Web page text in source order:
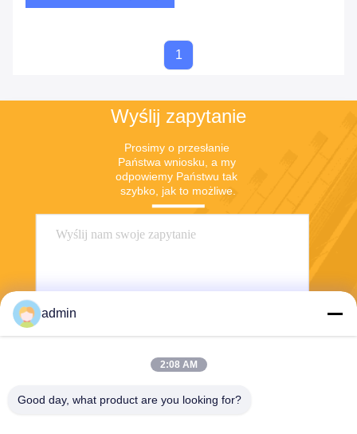
1
Wyślij zapytanie
Prosimy o przesłanie
Państwa wniosku, a my
odpowiemy Państwu tak
szybko, jak to możliwe.
admin
2:08 AM
Good day, what product are you looking for?